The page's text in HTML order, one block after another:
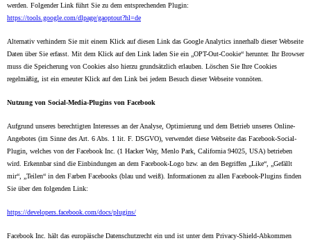
werden. Folgender Link führt Sie zu dem entsprechenden Plugin:
https://tools.google.com/dlpage/gaoptout?hl=de
Alternativ verhindern Sie mit einem Klick auf diesen Link das Google Analytics innerhalb dieser Webseite
Daten über Sie erfasst. Mit dem Klick auf den Link laden Sie ein „OPT-Out-Cookie“ herunter. Ihr Browser
muss die Speicherung von Cookies also hierzu grundsätzlich erlauben. Löschen Sie Ihre Cookies
regelmäßig, ist ein erneuter Klick auf den Link bei jedem Besuch dieser Webseite vonnöten.
Nutzung von Social-Media-Plugins von Facebook
Aufgrund unseres berechtigten Interesses an der Analyse, Optimierung und dem Betrieb unseres Online-
Angebotes (im Sinne des Art. 6 Abs. 1 lit. F. DSGVO), verwendet diese Webseite das Facebook-Social-
Plugin, welches von der Facebook Inc. (1 Hacker Way, Menlo Park, California 94025, USA) betrieben
wird. Erkennbar sind die Einbindungen an dem Facebook-Logo bzw. an den Begriffen „Like“, „Gefällt
mir“, „Teilen“ in den Farben Facebooks (blau und weiß). Informationen zu allen Facebook-Plugins finden
Sie über den folgenden Link:
https://developers.facebook.com/docs/plugins/
Facebook Inc. hält das europäische Datenschutzrecht ein und ist unter dem Privacy-Shield-Abkommen